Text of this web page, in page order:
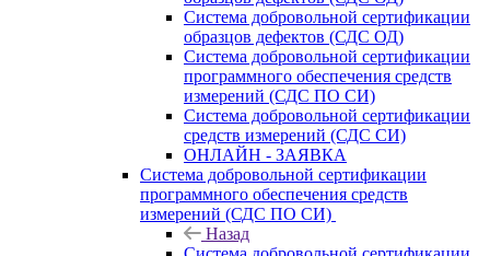
Система добровольной сертификации
образцов дефектов (СДС ОД)
Система добровольной сертификации
программного обеспечения средств
измерений (СДС ПО СИ)
Система добровольной сертификации
средств измерений (СДС СИ)
ОНЛАЙН - ЗАЯВКА
Система добровольной сертификации
программного обеспечения средств
измерений (СДС ПО СИ)
Назад